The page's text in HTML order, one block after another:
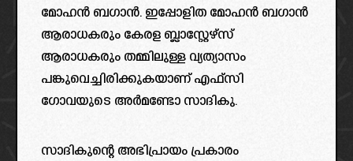
മോഹൻ ബഗാൻ. ഇപ്പോളിത മോഹൻ ബഗാൻ
ആരാധകരും കേരള ബ്ലാസ്റ്റേഴ്‌സ്
ആരാധകരും തമ്മിലുള്ള വ്യത്യാസം
പങ്കുവെച്ചിരിക്കുകയാണ് എഫ്സി
ഗോവയുടെ അർമണ്ടോ സാദികു.
സാദികുന്റെ അഭിപ്രായം പ്രകാരം